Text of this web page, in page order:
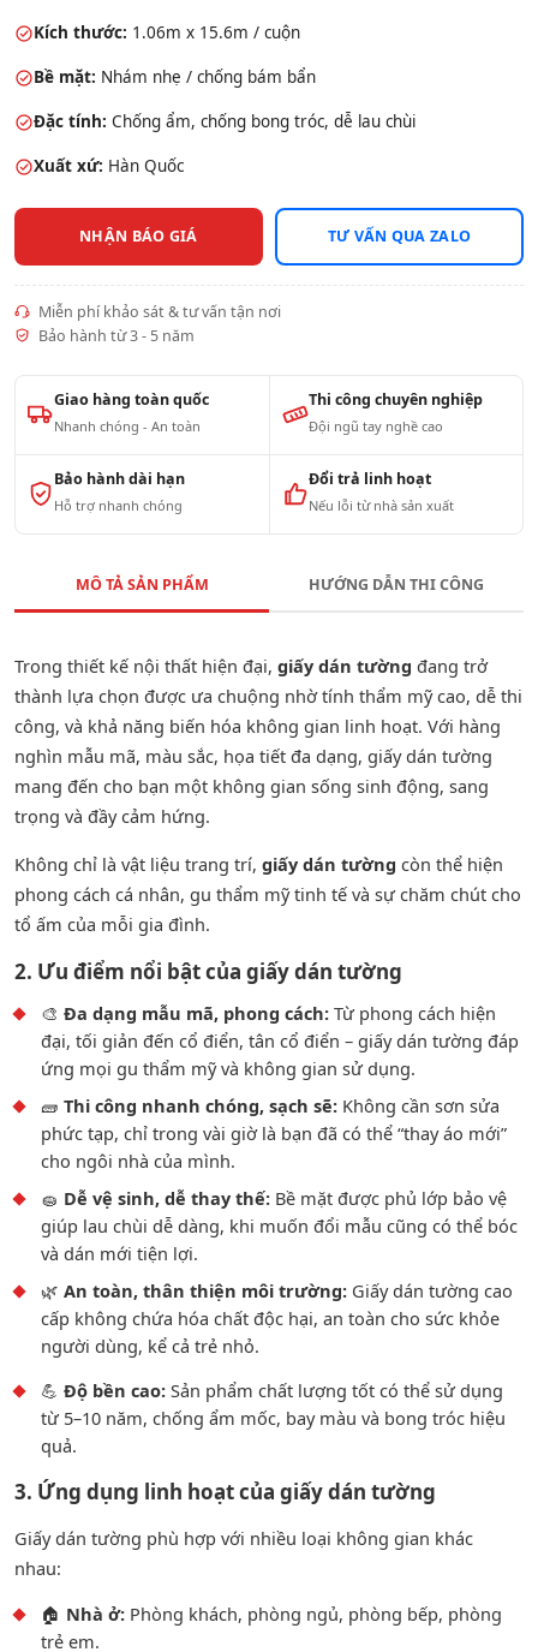
Kích thước: 1.06m x 15.6m / cuộn
Bề mặt: Nhám nhẹ / chống bám bẩn
Đặc tính: Chống ẩm, chống bong tróc, dễ lau chùi
Xuất xứ: Hàn Quốc
NHẬN BÁO GIÁ TƯ VẤN QUA ZALO
Miễn phí khảo sát & tư vấn tận nơi
Bảo hành từ 3 - 5 năm
Giao hàng toàn quốc
Nhanh chóng - An toàn
Thi công chuyên nghiệp
Đội ngũ tay nghề cao
Bảo hành dài hạn
Hỗ trợ nhanh chóng
Đổi trả linh hoạt
Nếu lỗi từ nhà sản xuất
MÔ TẢ SẢN PHẨM HƯỚNG DẪN THI CÔNG
Trong thiết kế nội thất hiện đại, giấy dán tường đang trở
thành lựa chọn được ưa chuộng nhờ tính thẩm mỹ cao, dễ thi
công, và khả năng biến hóa không gian linh hoạt. Với hàng
nghìn mẫu mã, màu sắc, họa tiết đa dạng, giấy dán tường
mang đến cho bạn một không gian sống sinh động, sang
trọng và đầy cảm hứng.
Không chỉ là vật liệu trang trí, giấy dán tường còn thể hiện
phong cách cá nhân, gu thẩm mỹ tinh tế và sự chăm chút cho
tổ ấm của mỗi gia đình.
2. Ưu điểm nổi bật của giấy dán tường
🎨 Đa dạng mẫu mã, phong cách: Từ phong cách hiện
đại, tối giản đến cổ điển, tân cổ điển – giấy dán tường đáp
ứng mọi gu thẩm mỹ và không gian sử dụng.
🧱 Thi công nhanh chóng, sạch sẽ: Không cần sơn sửa
phức tạp, chỉ trong vài giờ là bạn đã có thể “thay áo mới”
cho ngôi nhà của mình.
🧽 Dễ vệ sinh, dễ thay thế: Bề mặt được phủ lớp bảo vệ
giúp lau chùi dễ dàng, khi muốn đổi mẫu cũng có thể bóc
và dán mới tiện lợi.
🌿 An toàn, thân thiện môi trường: Giấy dán tường cao
cấp không chứa hóa chất độc hại, an toàn cho sức khỏe
người dùng, kể cả trẻ nhỏ.
💪 Độ bền cao: Sản phẩm chất lượng tốt có thể sử dụng
từ 5–10 năm, chống ẩm mốc, bay màu và bong tróc hiệu
quả.
3. Ứng dụng linh hoạt của giấy dán tường
Giấy dán tường phù hợp với nhiều loại không gian khác
nhau:
🏠 Nhà ở: Phòng khách, phòng ngủ, phòng bếp, phòng
trẻ em.